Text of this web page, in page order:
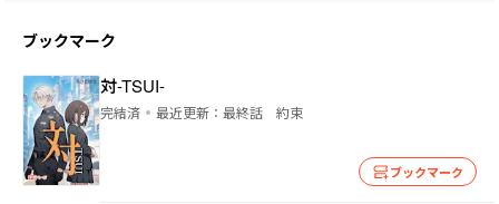
ブックマーク
対-TSUI-
完結済 最近更新： 最終話 約束
ブックマーク